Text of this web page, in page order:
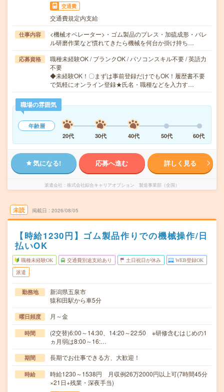
交通費
交通費規定内支給
仕事内容
<機械オペレーター>・ゴム製品のプレス・加硫成形・バレ
ル研磨作業など慣れてきたら機械を何台か掛け持ち…
応募資格
職種未経験OK / ブランクOK / パソコンスキル不要 / 英語力
不要
◆未経験OK！〇まずは事前登録だけでもOK！履歴書不要
で気軽にオンライン登録★氏名・職種などを入力す…
職場の雰囲気
年齢層
20代
30代 40代 50代 60代
気になる! 応募へ進む 詳しく見る
派遣会社 株式会社綜合キャリアオプション 製造事業部（全国）
未読 掲載日 2026/08/05
【時給1230円】ゴム製品作りでの機械操作/日
払いOK
職種未経験OK 交通費別途支給あり 土日祝日が休み WEB登録OK
派遣
勤務地
新潟県五泉市
猿和田駅から車5分
曜日頻度 月～金
時間
(2交替)6:00～14:30、14:20～22:50 ※研修含むはじめの1
ヵ月弱は8:00～16:…
期間 長期でお仕事できる方、大歓迎！
時給
時給1230～1538円 月収例26万2000円以上可(7時間45分
×21日+残業・深夜手当)